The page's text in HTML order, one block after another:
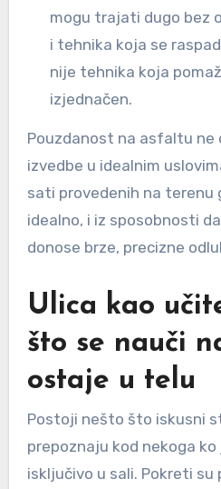
mogu trajati dugo bez
i tehnika koja se
nije tehnika koja
izjednačen.
Pouzdanost na asfaltu ne
izvedbe u idealnim
sati provedenih na terenu
idealno, i iz sposobnosti
donose brze, precizne
Ulica kao
što se nauči
ostaje u telu
Postoji nešto što iskusni
prepoznaju kod nekoga
isključivo u sali. Pokreti su